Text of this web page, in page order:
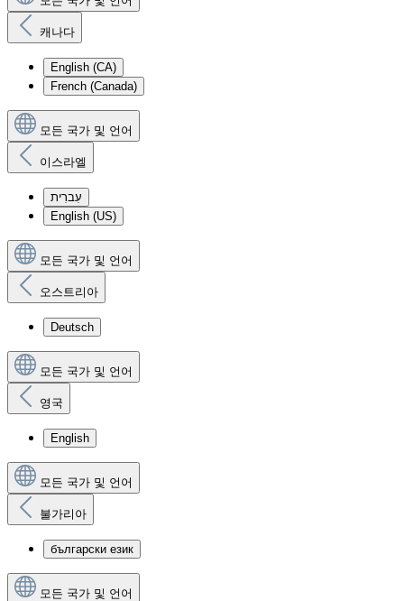
캐나다
English (CA)
French (Canada)
모든 국가 및 언어
이스라엘
עִברִית
English (US)
모든 국가 및 언어
오스트리아
Deutsch
모든 국가 및 언어
영국
English
모든 국가 및 언어
불가리아
български език
모든 국가 및 언어